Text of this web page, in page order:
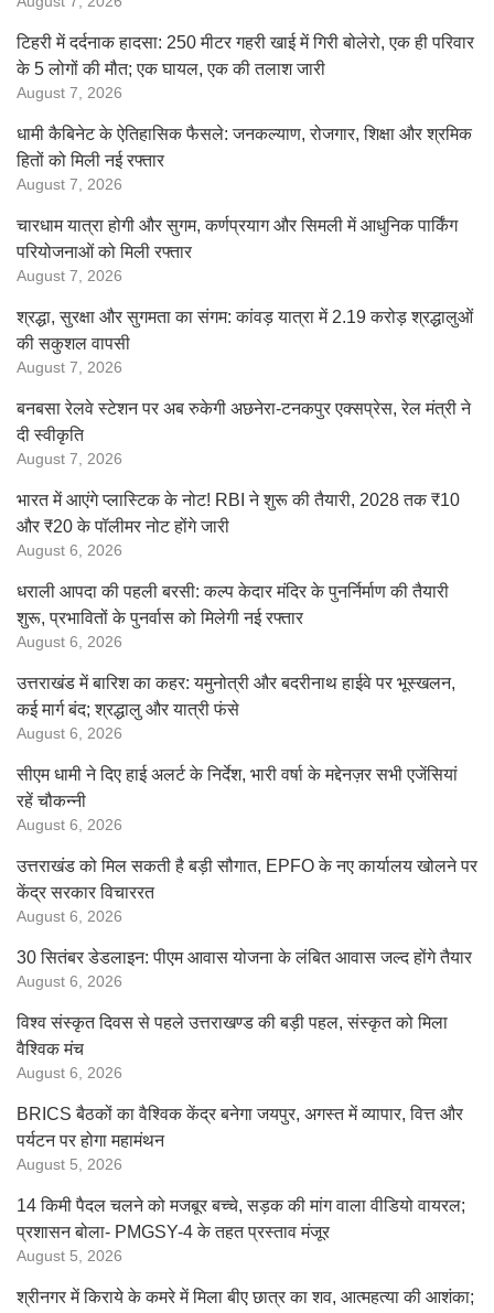
टिहरी में दर्दनाक हादसा: 250 मीटर गहरी खाई में गिरी बोलेरो, एक ही परिवार
के 5 लोगों की मौत; एक घायल, एक की तलाश जारी
August 7, 2026
धामी कैबिनेट के ऐतिहासिक फैसले: जनकल्याण, रोजगार, शिक्षा और श्रमिक
हितों को मिली नई रफ्तार
August 7, 2026
चारधाम यात्रा होगी और सुगम, कर्णप्रयाग और सिमली में आधुनिक पार्किंग
परियोजनाओं को मिली रफ्तार
August 7, 2026
श्रद्धा, सुरक्षा और सुगमता का संगम: कांवड़ यात्रा में 2.19 करोड़ श्रद्धालुओं
की सकुशल वापसी
August 7, 2026
बनबसा रेलवे स्टेशन पर अब रुकेगी अछनेरा-टनकपुर एक्सप्रेस, रेल मंत्री ने
दी स्वीकृति
August 7, 2026
भारत में आएंगे प्लास्टिक के नोट! RBI ने शुरू की तैयारी, 2028 तक ₹10
और ₹20 के पॉलीमर नोट होंगे जारी
August 6, 2026
धराली आपदा की पहली बरसी: कल्प केदार मंदिर के पुनर्निर्माण की तैयारी
शुरू, प्रभावितों के पुनर्वास को मिलेगी नई रफ्तार
August 6, 2026
उत्तराखंड में बारिश का कहर: यमुनोत्री और बदरीनाथ हाईवे पर भूस्खलन,
कई मार्ग बंद; श्रद्धालु और यात्री फंसे
August 6, 2026
सीएम धामी ने दिए हाई अलर्ट के निर्देश, भारी वर्षा के मद्देनज़र सभी एजेंसियां
रहें चौकन्नी
August 6, 2026
उत्तराखंड को मिल सकती है बड़ी सौगात, EPFO के नए कार्यालय खोलने पर
केंद्र सरकार विचाररत
August 6, 2026
30 सितंबर डेडलाइन: पीएम आवास योजना के लंबित आवास जल्द होंगे तैयार
August 6, 2026
विश्व संस्कृत दिवस से पहले उत्तराखण्ड की बड़ी पहल, संस्कृत को मिला
वैश्विक मंच
August 6, 2026
BRICS बैठकों का वैश्विक केंद्र बनेगा जयपुर, अगस्त में व्यापार, वित्त और
पर्यटन पर होगा महामंथन
August 5, 2026
14 किमी पैदल चलने को मजबूर बच्चे, सड़क की मांग वाला वीडियो वायरल;
प्रशासन बोला- PMGSY-4 के तहत प्रस्ताव मंजूर
August 5, 2026
श्रीनगर में किराये के कमरे में मिला बीए छात्र का शव, आत्महत्या की आशंका;